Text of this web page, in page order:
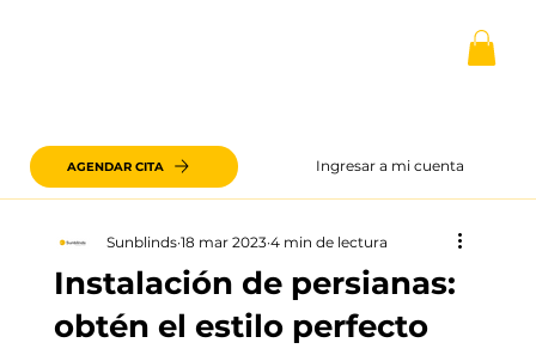
Ingresar a mi cuenta
AGENDAR CITA
Instalación de persianas:
obtén el estilo perfecto
Sunblinds 18 mar 2023 4 min de lectura